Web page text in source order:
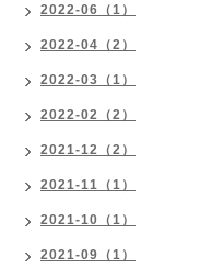
2022-06（1）
2022-04（2）
2022-03（1）
2022-02（2）
2021-12（2）
2021-11（1）
2021-10（1）
2021-09（1）